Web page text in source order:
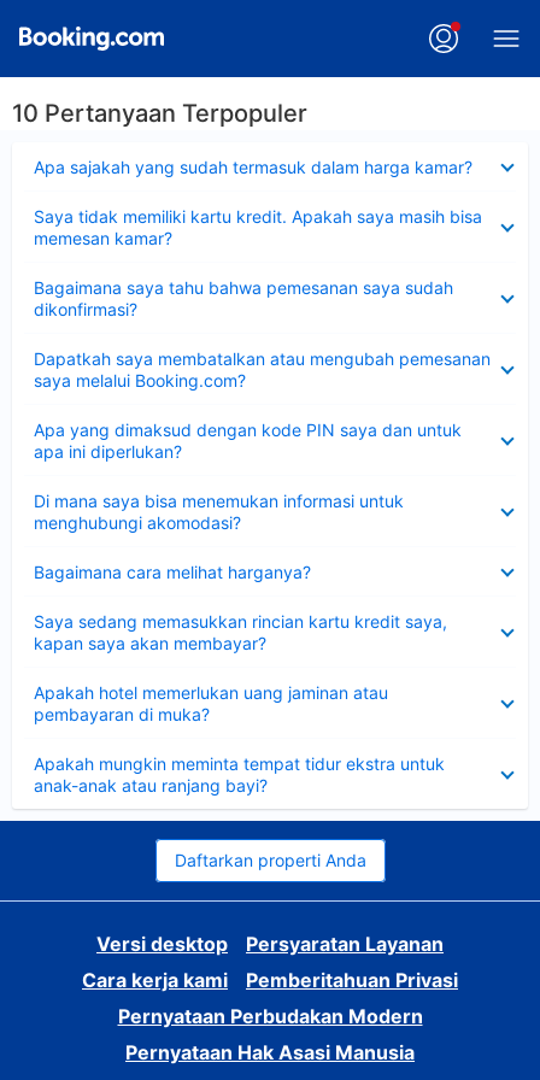
10 Pertanyaan Terpopuler
Apa sajakah yang sudah termasuk dalam harga kamar?
Saya tidak memiliki kartu kredit. Apakah saya masih bisa
memesan kamar?
Bagaimana saya tahu bahwa pemesanan saya sudah
dikonfirmasi?
Dapatkah saya membatalkan atau mengubah pemesanan
saya melalui Booking.com?
Apa yang dimaksud dengan kode PIN saya dan untuk
apa ini diperlukan?
Di mana saya bisa menemukan informasi untuk
menghubungi akomodasi?
Bagaimana cara melihat harganya?
Saya sedang memasukkan rincian kartu kredit saya,
kapan saya akan membayar?
Apakah hotel memerlukan uang jaminan atau
pembayaran di muka?
Apakah mungkin meminta tempat tidur ekstra untuk
anak-anak atau ranjang bayi?
Daftarkan properti Anda
Versi desktop
Persyaratan Layanan
Cara kerja kami
Pemberitahuan Privasi
Pernyataan Perbudakan Modern
Pernyataan Hak Asasi Manusia